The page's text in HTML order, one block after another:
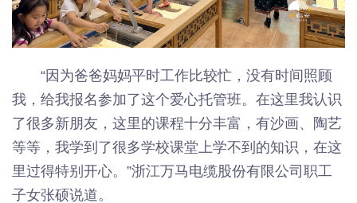
“因为爸爸妈妈平时工作比较忙，没有时间照顾
我，给我报名参加了这个爱心托管班。在这里我认识
了很多新朋友，这里的课程十分丰富，有沙画、陶艺
等等，我学到了很多学校课堂上学不到的知识，在这
里过得特别开心。”浙江万马电缆股份有限公司职工
子女张硕说道。